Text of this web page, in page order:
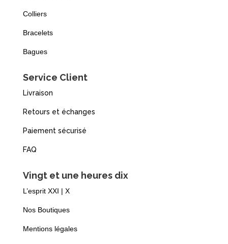
Colliers
Bracelets
Bagues
Service Client
Livraison
Retours et échanges
Paiement sécurisé
FAQ
Vingt et une heures dix
L’esprit XXI | X
Nos Boutiques
Mentions légales